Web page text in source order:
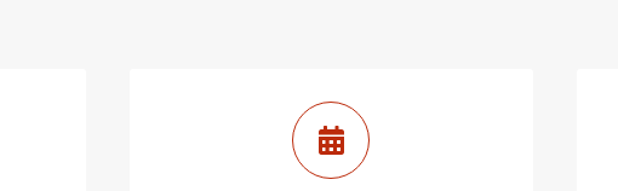
Veranstaltungen in Marbach
& Umgebung